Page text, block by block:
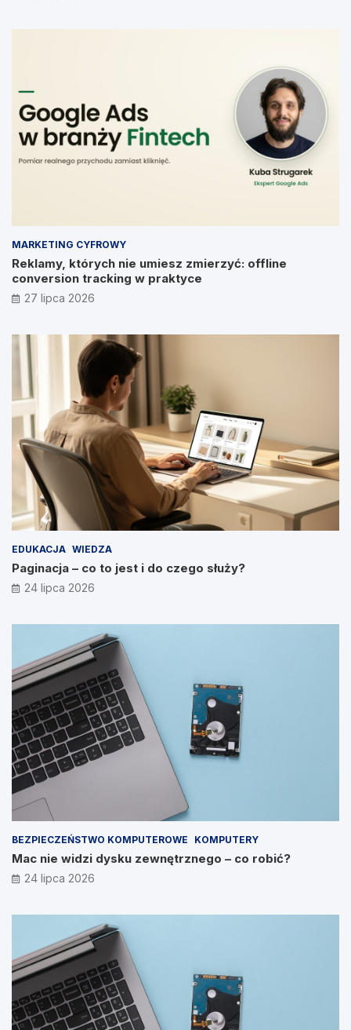
MARKETING CYFROWY
Reklamy, których nie umiesz zmierzyć: offline
conversion tracking w praktyce
27 lipca 2026
EDUKACJA WIEDZA
Paginacja – co to jest i do czego służy?
24 lipca 2026
BEZPIECZEŃSTWO KOMPUTEROWE KOMPUTERY
Mac nie widzi dysku zewnętrznego – co robić?
24 lipca 2026